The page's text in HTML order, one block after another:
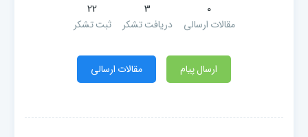
22
ثبت تشکر
3
دریافت تشکر
0
مقالات ارسالی
ارسال پیام مقالات ارسالی